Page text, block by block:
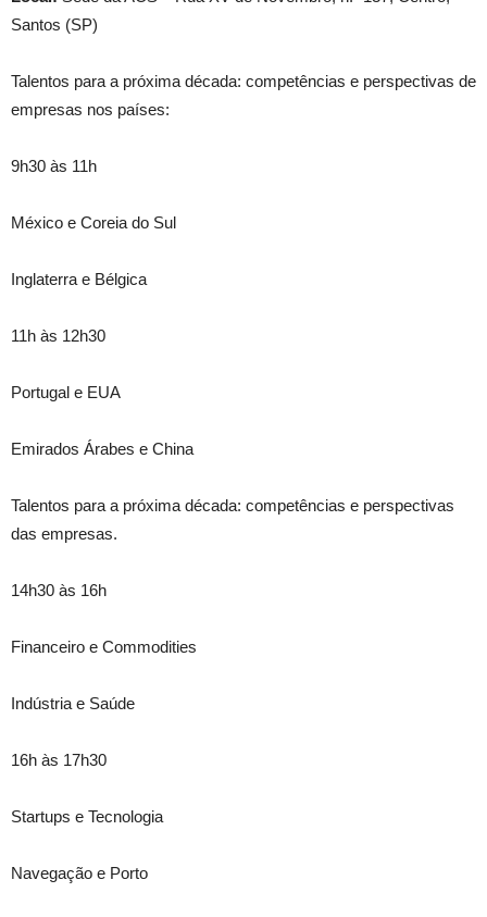
Santos (SP)
Talentos para a próxima década: competências e perspectivas de
empresas nos países:
9h30 às 11h
México e Coreia do Sul
Inglaterra e Bélgica
11h às 12h30
Portugal e EUA
Emirados Árabes e China
Talentos para a próxima década: competências e perspectivas
das empresas.
14h30 às 16h
Financeiro e Commodities
Indústria e Saúde
16h às 17h30
Startups e Tecnologia
Navegação e Porto